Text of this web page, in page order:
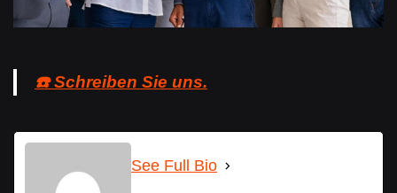
☎️ Schreiben Sie uns.
See Full Bio